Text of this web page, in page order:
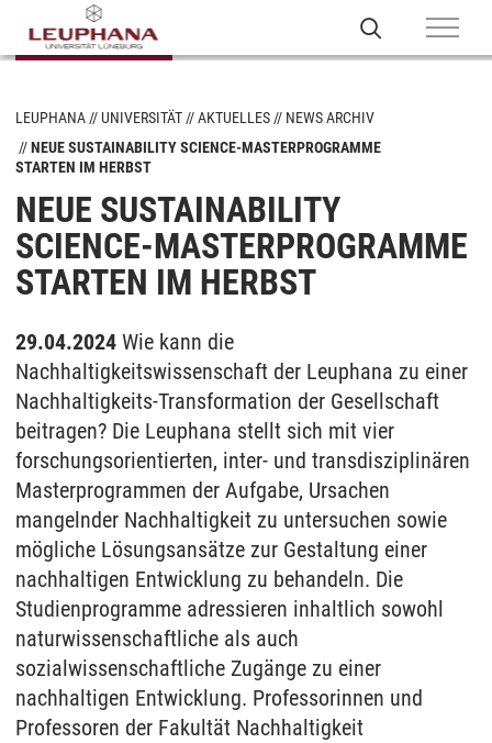
LEUPHANA UNIVERSITÄT AKTUELLES
NEWS ARCHIV
NEUE SUSTAINABILITY SCIENCE-MASTERPROGRAMME
STARTEN IM HERBST
NEUE SUSTAINABILITY
SCIENCE-MASTERPROGRAMME
STARTEN IM HERBST
29.04.2024 Wie kann die
Nachhaltigkeitswissenschaft der Leuphana zu einer
Nachhaltigkeits-Transformation der Gesellschaft
beitragen? Die Leuphana stellt sich mit vier
forschungsorientierten, inter- und transdisziplinären
Masterprogrammen der Aufgabe, Ursachen
mangelnder Nachhaltigkeit zu untersuchen sowie
mögliche Lösungsansätze zur Gestaltung einer
nachhaltigen Entwicklung zu behandeln. Die
Studienprogramme adressieren inhaltlich sowohl
naturwissenschaftliche als auch
sozialwissenschaftliche Zugänge zu einer
nachhaltigen Entwicklung. Professorinnen und
Professoren der Fakultät Nachhaltigkeit